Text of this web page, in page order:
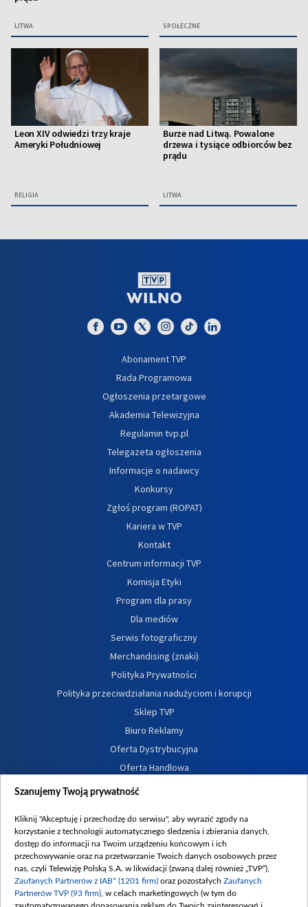
LITWA SPOŁECZNE
Leon XIV odwiedzi trzy kraje
Ameryki Południowej
RELIGIA
Burze nad Litwą. Powalone
drzewa i tysiące odbiorców bez
prądu
LITWA
Abonament TVP
Rada Programowa
Ogłoszenia przetargowe
Akademia Telewizyjna
Regulamin tvp.pl
Telegazeta ogłoszenia
Informacje o nadawcy
Konkursy
Zgłoś program (ROPAT)
Kariera w TVP
Kontakt
Centrum informacji TVP
Komisja Etyki
Program dla prasy
Dla mediów
Serwis fotograficzny
Merchandising (znaki)
Polityka Prywatności
Polityka przeciwdziałania nadużyciom i korupcji
Sklep TVP
Biuro Reklamy
Oferta Dystrybucyjna
Oferta Handlowa
Dostępność
Procedura zgłoszeń wewnętrznych
Szanujemy Twoją prywatność
Kliknij "Akceptuję i przechodzę do serwisu", aby wyrazić zgody na
korzystanie z technologii automatycznego śledzenia i zbierania danych,
dostęp do informacji na Twoim urządzeniu końcowym i ich
przechowywanie oraz na przetwarzanie Twoich danych osobowych przez
nas, czyli Telewizję Polską S.A. w likwidacji (zwaną dalej również „TVP”),
Zaufanych Partnerów z IAB* (1201 firm) oraz pozostałych Zaufanych
Partnerów TVP (93 firm) , w celach marketingowych (w tym do